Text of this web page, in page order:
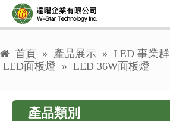
首頁 » 產品展示 » LED 事業群
LED面板燈 » LED 36W面板燈
產品類別